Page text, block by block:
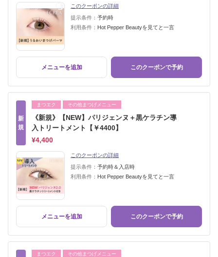
このクーポンの詳細
提示条件： 予約時
利用条件： Hot Pepper Beautyを見てと一言
メニューを追加 このクーポンで予約
新
規
まつエク その他まつげメニュー
《新規》【NEW】パリジェンヌ＋黒ケラチン導
入トリートメント【￥4400】
¥4,400
このクーポンの詳細
提示条件： 予約時＆入店時
利用条件： Hot Pepper Beautyを見てと一言
メニューを追加 このクーポンで予約
まつエク その他まつげメニュー